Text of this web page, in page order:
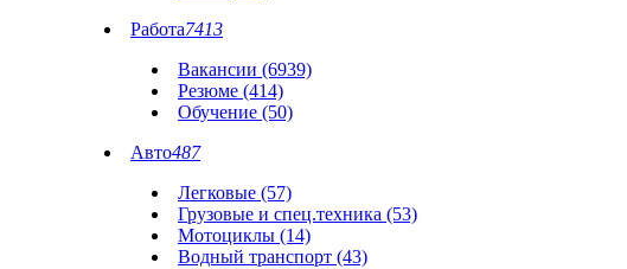
Работа7413
Вакансии (6939)
Резюме (414)
Обучение (50)
Авто487
Легковые (57)
Грузовые и спец.техника (53)
Мотоциклы (14)
Водный транспорт (43)